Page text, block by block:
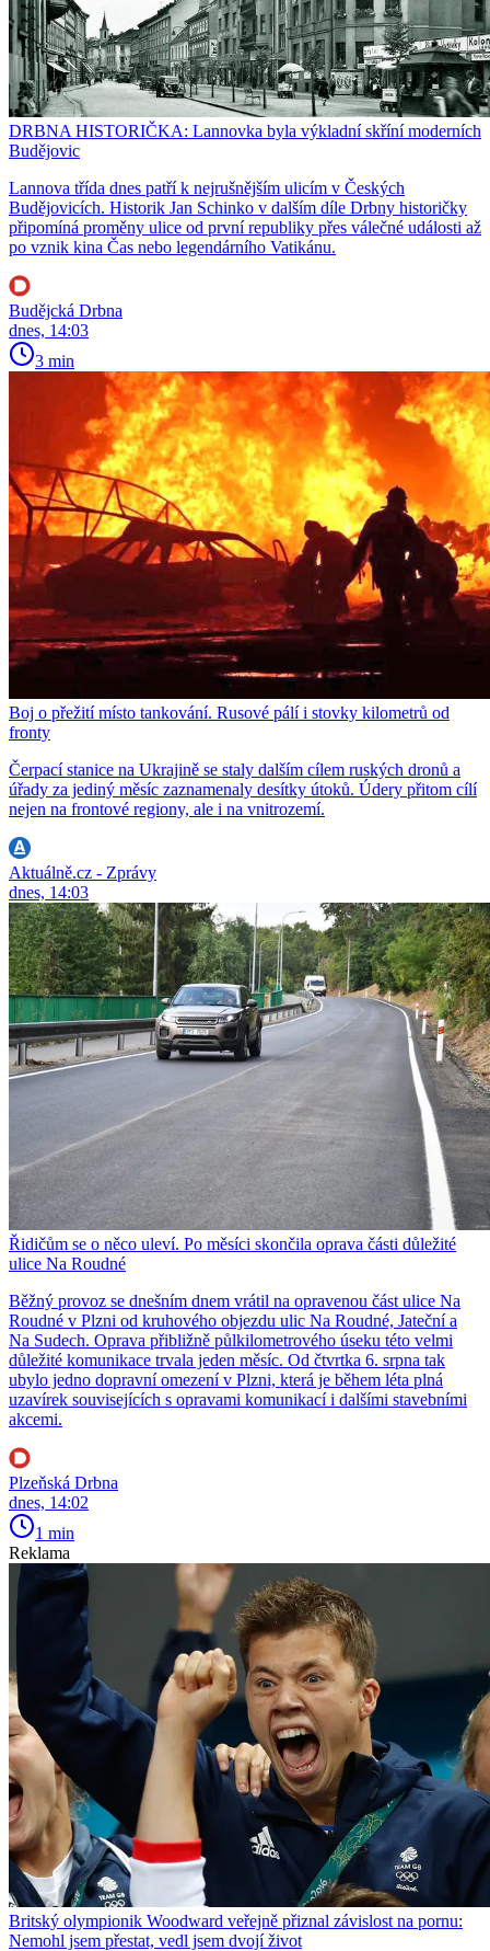
DRBNA HISTORIČKA: Lannovka byla výkladní skříní moderních
Budějovic
Lannova třída dnes patří k nejrušnějším ulicím v Českých
Budějovicích. Historik Jan Schinko v dalším díle Drbny historičky
připomíná proměny ulice od první republiky přes válečné události až
po vznik kina Čas nebo legendárního Vatikánu.
Budějcká Drbna
dnes, 14:03
3 min
Boj o přežití místo tankování. Rusové pálí i stovky kilometrů od
fronty
Čerpací stanice na Ukrajině se staly dalším cílem ruských dronů a
úřady za jediný měsíc zaznamenaly desítky útoků. Údery přitom cílí
nejen na frontové regiony, ale i na vnitrozemí.
Aktuálně.cz - Zprávy
dnes, 14:03
Řidičům se o něco uleví. Po měsíci skončila oprava části důležité
ulice Na Roudné
Běžný provoz se dnešním dnem vrátil na opravenou část ulice Na
Roudné v Plzni od kruhového objezdu ulic Na Roudné, Jateční a
Na Sudech. Oprava přibližně půlkilometrového úseku této velmi
důležité komunikace trvala jeden měsíc. Od čtvrtka 6. srpna tak
ubylo jedno dopravní omezení v Plzni, která je během léta plná
uzavírek souvisejících s opravami komunikací i dalšími stavebními
akcemi.
Plzeňská Drbna
dnes, 14:02
1 min
Reklama
Britský olympionik Woodward veřejně přiznal závislost na pornu:
Nemohl jsem přestat, vedl jsem dvojí život